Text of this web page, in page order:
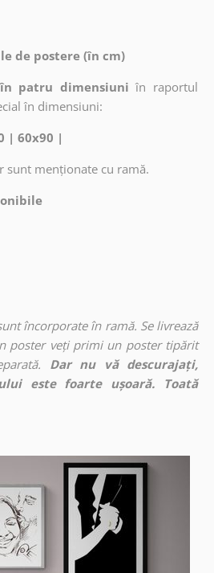
de postere (în cm)
în patru dimensiuni în raportul
în dimensiuni:
| 60x90 |
sunt menționate cu ramă.
încorporate în ramă. Se livrează
poster veți primi un poster tipărit
Dar nu vă descurajați,
este foarte ușoară. Toată